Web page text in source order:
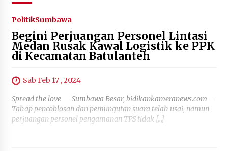
PolitikSumbawa
Begini Perjuangan Personel Lintasi
Medan Rusak Kawal Logistik ke PPK
di Kecamatan Batulanteh
Sab Feb 17 , 2024
Spread the love Sumbawa Besar, bidikankameranews.com –
Tahap pencoblosan dan pemungutan suara telah usai, namun
perjuangan personel pengamanan TPS tidak […]